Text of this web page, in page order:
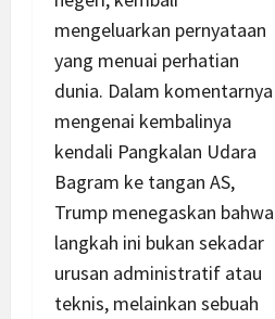
mengeluarkan pernyataan
yang menuai perhatian
dunia. Dalam komentarnya
mengenai kembalinya
kendali Pangkalan Udara
Bagram ke tangan AS,
Trump menegaskan bahwa
langkah ini bukan sekadar
urusan administratif atau
teknis, melainkan sebuah